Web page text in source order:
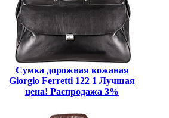
Сумка дорожная кожаная
Giorgio Ferretti 122 1 Лучшая
цена! Распродажа 3%